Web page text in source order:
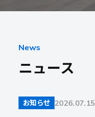
News
ニュース
お知らせ 2026.07.15